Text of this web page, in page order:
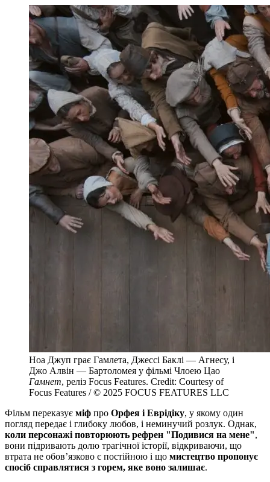
Ноа Джуп грає Гамлета, Джессі Баклі — Агнесу, і
Джо Алвін — Бартоломея у фільмі Члоею Цао
Гамнет, реліз Focus Features. Credit: Courtesy of
Focus Features / © 2025 FOCUS FEATURES LLC
Фільм переказує міф про Орфея і Еврідіку, у якому один
погляд передає і глибоку любов, і неминучий розлук. Однак,
коли персонажі повторюють рефрен "Подивися на мене",
вони підривають долю трагічної історії, відкриваючи, що
втрата не обов’язково є постійною і що мистецтво пропонує
спосіб справлятися з горем, яке воно залишає.